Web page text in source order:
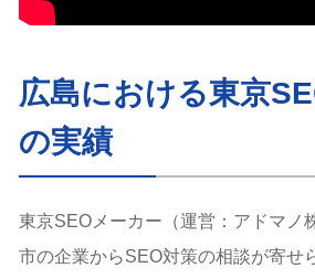
広島における東京
の実績
東京SEOメーカー（運営：アドマノ
市の企業からSEO対策の相談が寄せ